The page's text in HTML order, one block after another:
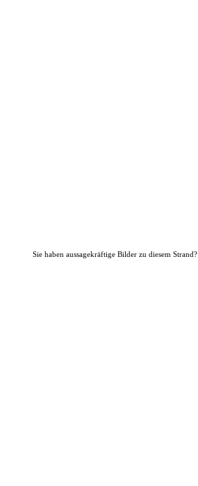
Sie haben aussagekräftige Bilder zu diesem Strand?